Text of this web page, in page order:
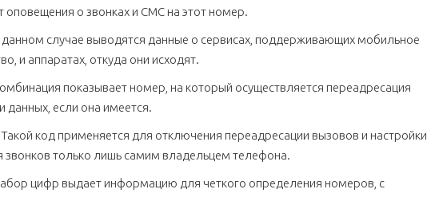
оповещения о звонках и СМС на этот номер.
случае выводятся данные о сервисах, поддерживающих мобильное
и аппаратах, откуда они исходят.
показывает номер, на который осуществляется переадресация
данных, если она имеется.
код применяется для отключения переадресации вызовов и настройки
звонков только лишь самим владельцем телефона.
цифр выдает информацию для четкого определения номеров, с